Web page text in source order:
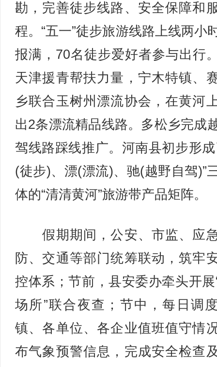
勘，完善徒步线路、安全保障和
程。“五一”徒步旅游线路上线两小
报满，70名徒步爱好者参与出行
天津援青帮扶力量，宁木特镇、
乡联合玉树州漂流协会，在黄河
出2条漂流精品线路。多松乡完成
驾线路踩线推广。河南县初步形成
(徒步)、漂(漂流)、驰(越野自驾)”
体的“清清黄河”旅游带产品矩阵。
假期期间，公安、市监、应
防、交通等部门统筹联动，筑牢
控体系；节前，县安委办牵头开展
场所”联合夜查；节中，每日调
镇、各单位、各企业值班值守情
布气象预警信息，完成安全检查